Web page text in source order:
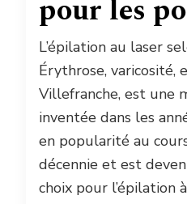
pour les
L’épilation au laser
Érythrose, varicosité,
Villefranche, est une
inventée dans les
en popularité au
décennie et est
choix pour l’épilation